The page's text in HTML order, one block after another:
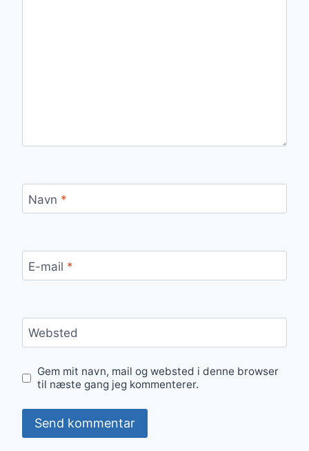
Navn *
E-mail *
Websted
Gem mit navn, mail og websted i denne browser
til næste gang jeg kommenterer.